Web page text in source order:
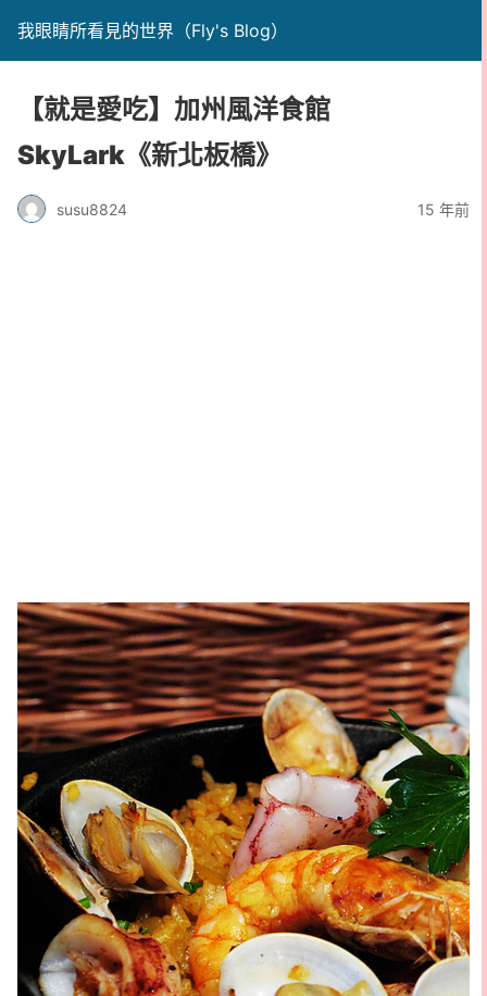
我眼睛所看見的世界（Fly's Blog）
【就是愛吃】加州風洋食館
SkyLark《新北板橋》
susu8824 15 年前